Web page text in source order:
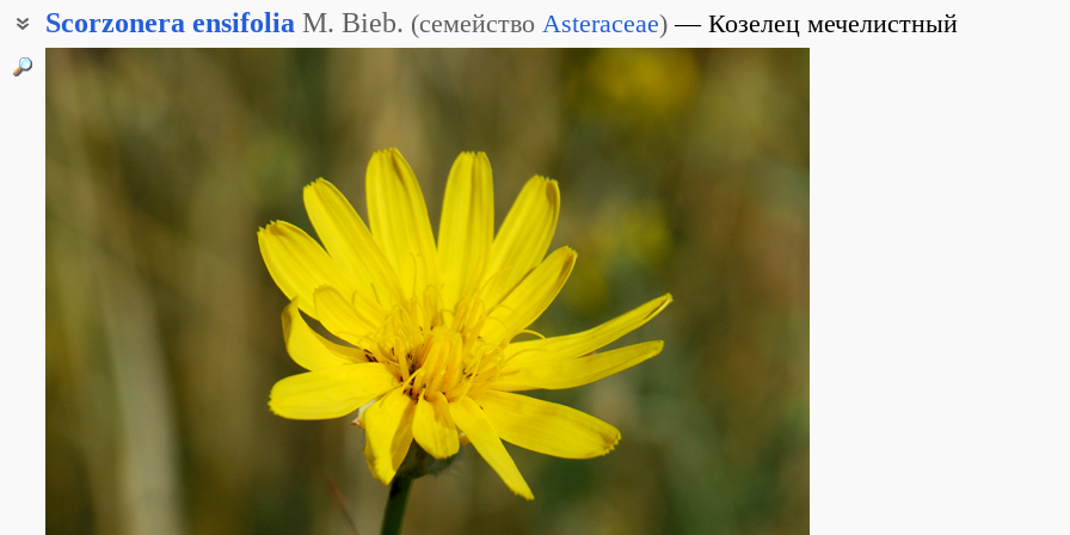
Scorzonera ensifolia M. Bieb. (семейство Asteraceae) Козелец мечелистный
Гелазия мечелистная